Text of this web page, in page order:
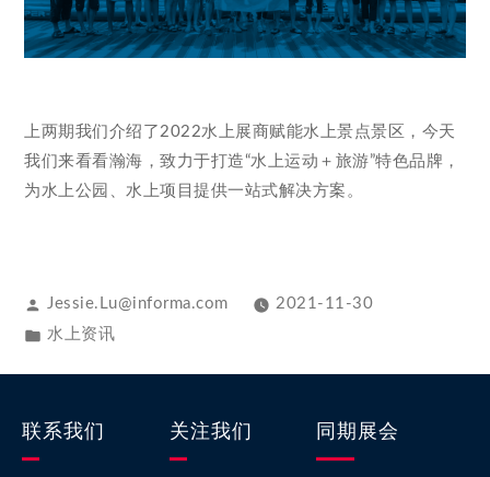
上两期我们介绍了2022水上展商赋能水上景点景区，今天
我们来看看瀚海，致力于打造“水上运动＋旅游”特色品牌，
为水上公园、水上项目提供一站式解决方案。
Jessie.Lu@informa.com
2021-11-30
水上资讯
联系我们 关注我们 同期展会